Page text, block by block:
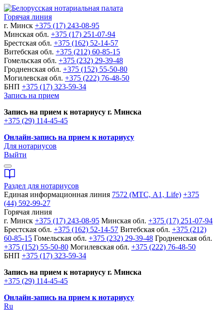
Горячая линия
г. Минск +375 (17) 243-08-95
Минская обл. +375 (17) 251-07-94
Брестская обл. +375 (162) 52-14-57
Витебская обл. +375 (212) 60-85-15
Гомельская обл. +375 (232) 29-39-48
Гродненская обл. +375 (152) 55-50-80
Могилевская обл. +375 (222) 76-48-50
БНП +375 (17) 323-59-34
Запись на прием
Запись на прием к нотариусу г. Минска
+375 (29) 114-45-45
Онлайн-запись на прием к нотариусу
Для нотариусов
Выйти
Раздел для нотариусов
Единая информационная линия 7572 (МТС, A1, Life) +375
(44) 592-99-27
Горячая линия
г. Минск +375 (17) 243-08-95 Минская обл. +375 (17) 251-07-94
Брестская обл. +375 (162) 52-14-57 Витебская обл. +375 (212)
60-85-15 Гомельская обл. +375 (232) 29-39-48 Гродненская обл.
+375 (152) 55-50-80 Могилевская обл. +375 (222) 76-48-50
БНП +375 (17) 323-59-34
Запись на прием к нотариусу г. Минска
+375 (29) 114-45-45
Онлайн-запись на прием к нотариусу
Ru